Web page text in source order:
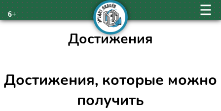
6+
Достижения
Достижения, которые можно
получить